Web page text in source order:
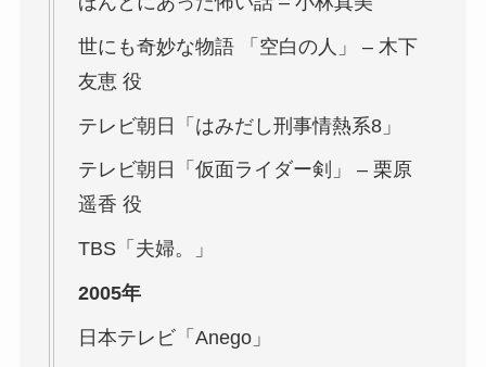
世にも奇妙な物語
「空白の人」 – 木下
友恵 役
テレビ朝日「はみだし刑事情熱系8」
テレビ朝日「仮面ライダー剣」 – 栗原
遥香 役
TBS「夫婦。」
2005年
日本テレビ「Anego」